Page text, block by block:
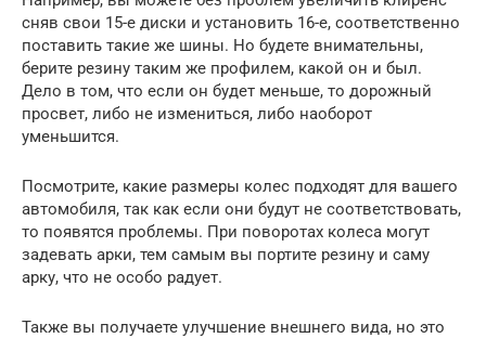
сняв свои 15-е диски и установить 16-е, соответственно
поставить такие же шины. Но будете внимательны,
берите резину таким же профилем, какой он и был.
Дело в том, что если он будет меньше, то дорожный
просвет, либо не измениться, либо наоборот
уменьшится.
Посмотрите, какие размеры колес подходят для вашего
автомобиля, так как если они будут не соответствовать,
то появятся проблемы. При поворотах колеса могут
задевать арки, тем самым вы портите резину и саму
арку, что не особо радует.
Также вы получаете улучшение внешнего вида, но это